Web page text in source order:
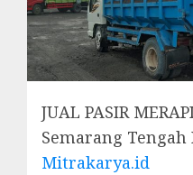
JUAL PASIR
Semarang Tengah
Mitrakarya.id